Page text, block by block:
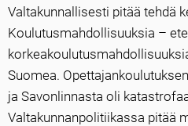
Valtakunnallisesti pitää tehdä
Koulutusmahdollisuuksia –
Suomea.
ja Savonlinnasta oli
Valtakunnanpolitiikassa pitää